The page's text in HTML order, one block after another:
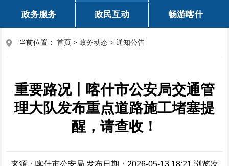
政务服务 政民互动 畅游喀什
当前位置：首页 >政务动态 >通知公告
重要路况丨喀什市公安局交通管
理大队发布重点道路施工堵塞提
醒，请查收！
来源：喀什市公安局 发布日期：2026-05-13 18:21 浏览次